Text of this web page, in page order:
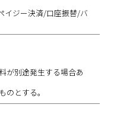
イジー決済/口座振替/バ
が別途発生する場合あ
とする。